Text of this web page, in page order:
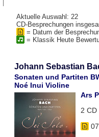
Aktuelle Auswahl: 22
CD-Besprechungen
= Datum der
= Klassik Heute
Johann Sebastian
Sonaten und Partiten
Noé Inui Violine
Ars
2 CD